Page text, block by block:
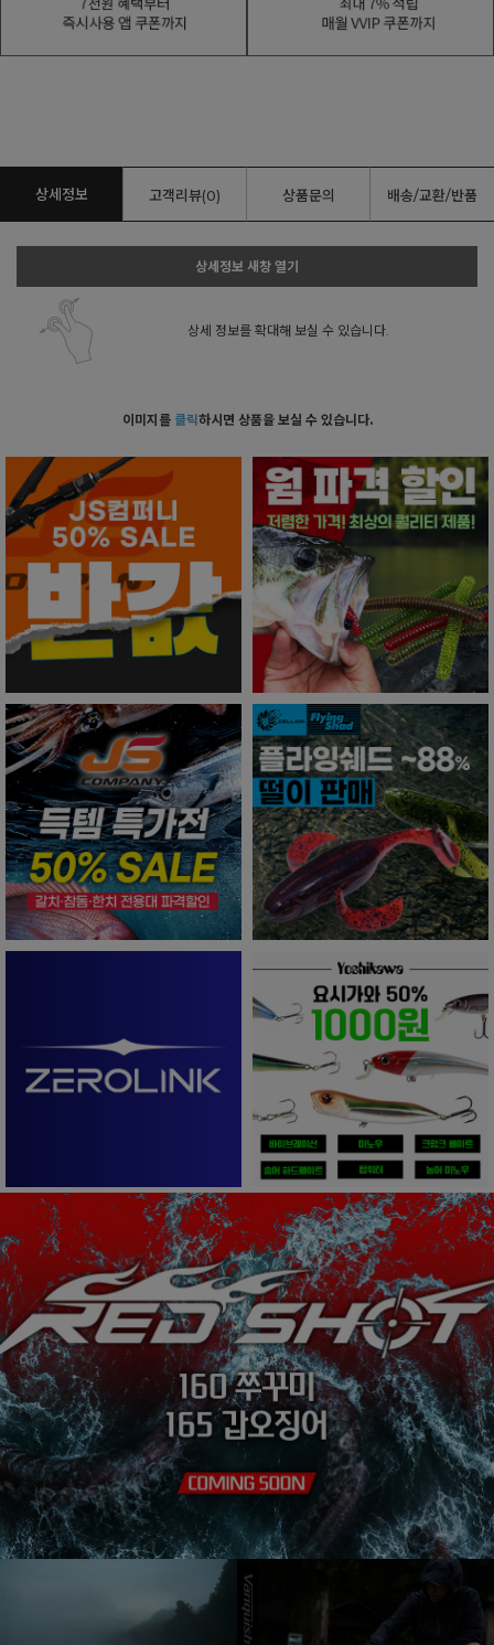
상세정보 고객리뷰(0) 상품문의 배송/교환/반품
상세정보 새창 열기
상세 정보를 확대해 보실 수 있습니다.
이미지를 클릭하시면 상품을 보실 수 있습니다.